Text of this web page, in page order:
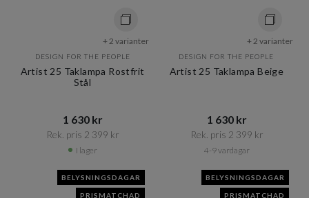
+ 2 varianter
DESIGN FOR THE PEOPLE
Artist 25 Taklampa Rostfrit
Stål
1 630 kr​​
Rek. pris 2 399 kr​​
I lager
+ 2 varianter
DESIGN FOR THE PEOPLE
Artist 25 Taklampa Beige
1 630 kr​​
Rek. pris 2 399 kr​​
4-9 vardagar
BELYSNINGSDAGAR
PRISMATCHAD
BELYSNINGSDAGAR
PRISMATCHAD